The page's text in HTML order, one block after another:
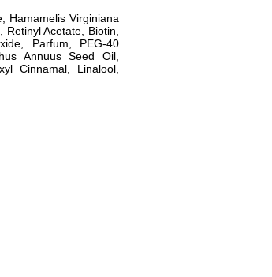
Hamamelis Virginiana
Acetate, Biotin,
Parfum, PEG-40
Annuus Seed Oil,
Cinnamal, Linalool,